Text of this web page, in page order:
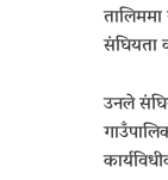
संघियता
उनले